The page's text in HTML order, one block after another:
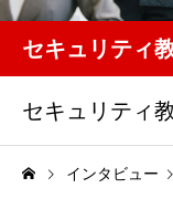
HP/EC/Design/
制作実績
COMPANY
セキュリティ
セキュリティ
インタビュー